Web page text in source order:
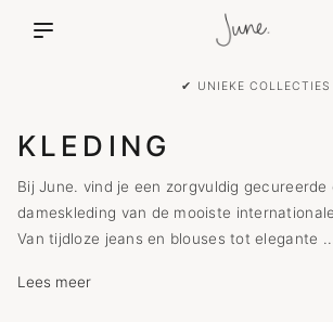
✔ VOOR 15:00 BESTELD IS
KLEDING
Bij June. vind je een zorgvuldig gecureerde
dameskleding van de mooiste
Van tijdloze jeans en blouses tot elegante ...
Lees meer